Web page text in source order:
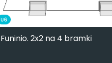
U6
Funinio. 2x2 na 4 bramki